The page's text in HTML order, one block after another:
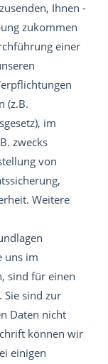
Ihnen -
zukommen
einer
(z.B.
im
zwecks
von
Weitere
uns im
sind für einen
Sie sind zur
Daten nicht
können wir
einigen